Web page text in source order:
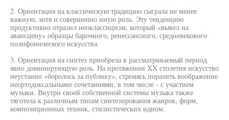
2. Ориентация на классическую традицию сыграла не менее
важную, хотя и совершенно иную роль. Эту тенденцию
продуктивно отразил неоклассицизм, который «вывел на
авансцену» образцы барочного, ренессансного, средневекового
полифонического искусства.
3. Ориентация на синтез приобрела в рассматриваемый период
явно доминирующую роль. На протяжении XX столетия искусство
неустанно «боролось за публику», стремясь поразить воображение
неортодоксальными сочетаниями, в том числе - с участием
музыки. Внутри своей собственной системы музыка также
тяготела к различным типам синтезирования жанров, форм,
композиционных техник, стилистических идиом.